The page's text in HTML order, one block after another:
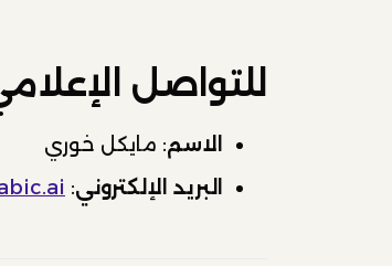
للتواصل
الاسم: مايكل خوري
البريد الإلكتروني: